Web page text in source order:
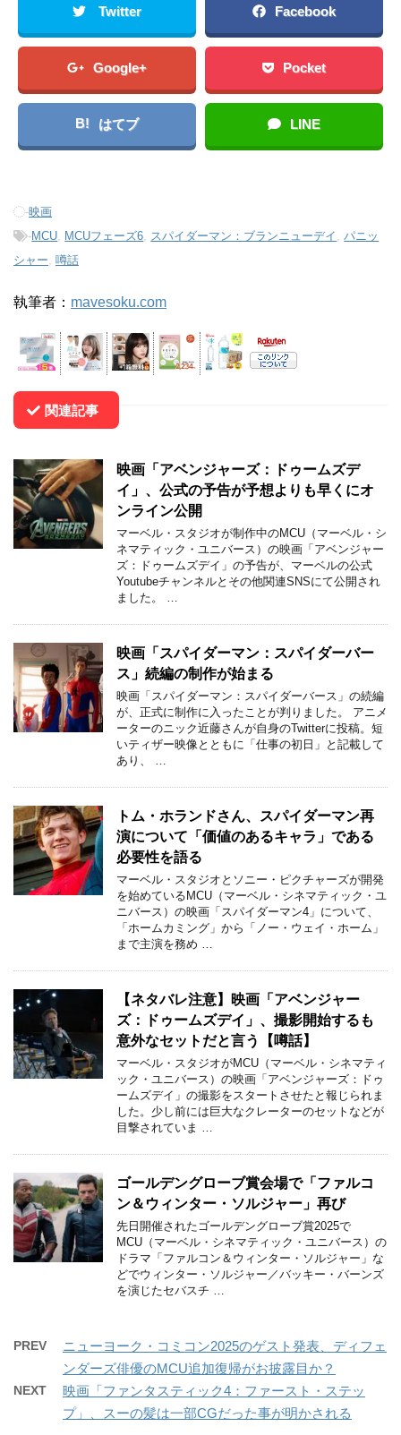
Twitter Facebook
Google+ Pocket
B! はてブ LINE
-映画
-MCU MCUフェーズ6 スパイダーマン：ブランニューデイ ,パニッ
シャー 噂話
執筆者： mavesoku.com
関連記事
映画「アベンジャーズ：ドゥームズデ
イ」、公式の予告が予想よりも早くにオ
ンライン公開
マーベル・スタジオが制作中のMCU（マーベル・シ
ネマティック・ユニバース）の映画「アベンジャー
ズ：ドゥームズデイ」の予告が、マーベルの公式
Youtubeチャンネルとその他関連SNSにて公開され
ました。 …
映画「スパイダーマン：スパイダーバー
ス」続編の制作が始まる
映画「スパイダーマン：スパイダーバース」の続編
が、正式に制作に入ったことが判りました。 アニメ
ーターのニック近藤さんが自身のTwitterに投稿。短
いティザー映像とともに「仕事の初日」と記載して
あり、 …
トム・ホランドさん、スパイダーマン再
演について「価値のあるキャラ」である
必要性を語る
マーベル・スタジオとソニー・ピクチャーズが開発
を始めているMCU（マーベル・シネマティック・ユ
ニバース）の映画「スパイダーマン4」について、
「ホームカミング」から「ノー・ウェイ・ホーム」
まで主演を務め …
【ネタバレ注意】映画「アベンジャー
ズ：ドゥームズデイ」、撮影開始するも
意外なセットだと言う【噂話】
マーベル・スタジオがMCU（マーベル・シネマティ
ック・ユニバース）の映画「アベンジャーズ：ドゥ
ームズデイ」の撮影をスタートさせたと報じられま
した。少し前には巨大なクレーターのセットなどが
目撃されていま …
ゴールデングローブ賞会場で「ファルコ
ン＆ウィンター・ソルジャー」再び
先日開催されたゴールデングローブ賞2025で
MCU（マーベル・シネマティック・ユニバース）の
ドラマ「ファルコン＆ウィンター・ソルジャー」な
どでウィンター・ソルジャー／バッキー・バーンズ
を演じたセバスチ …
PREV
ニューヨーク・コミコン2025のゲスト発表、ディフェ
ンダーズ俳優のMCU追加復帰がお披露目か？
NEXT
映画「ファンタスティック4：ファースト・ステッ
プ」、スーの髪は一部CGだった事が明かされる